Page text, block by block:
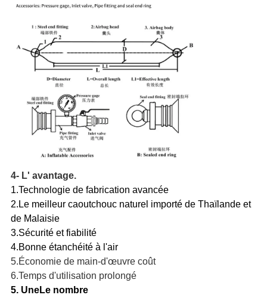
4- L' avantage.
1.Technologie de fabrication avancée
2. Le meilleur caoutchouc naturel importé de Thaïlande et
de Malaisie
3.Sécurité et fiabilité
4.Bonne étanchéité à l'air
5.Économie de main-d'œuvre coût
6.Temps d'utilisation prolongé
5. UneLe nombre